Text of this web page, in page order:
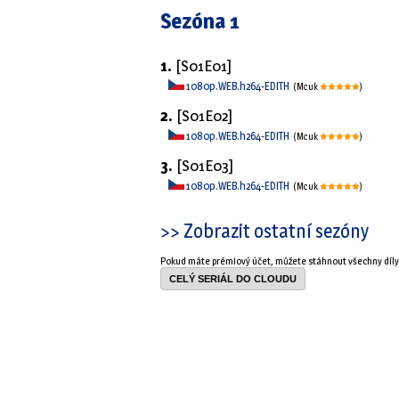
Sezóna 1
1. [S01E01]
1080p.WEB.h264-EDITH (Mcuk )
2. [S01E02]
1080p.WEB.h264-EDITH (Mcuk )
3. [S01E03]
1080p.WEB.h264-EDITH (Mcuk )
>> Zobrazit ostatní sezóny
Pokud máte prémiový účet, můžete stáhnout všechny
CELÝ SERIÁL DO CLOUDU